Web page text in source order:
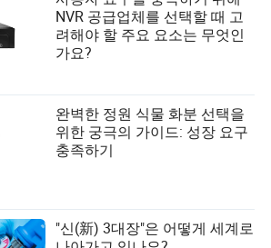
NVR 공급업체를 선택할 때 고
려해야 할 주요 요소는 무엇인
가요?
완벽한 정원 식물 화분 선택을
위한 궁극의 가이드: 성장 요구
충족하기
"신(新) 3대장"은 어떻게 세계로